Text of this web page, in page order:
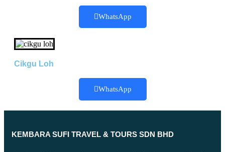
WhatsApp
Cikgu Loh
WhatsApp
KEMBARA SUFI TRAVEL & TOURS SDN BHD